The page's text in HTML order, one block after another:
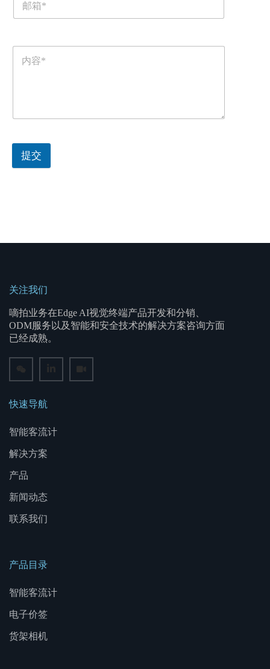
提交
关注我们
嘀拍业务在Edge AI视觉终端产品开发和分销、
ODM服务以及智能和安全技术的解决方案咨询方面
已经成熟。
快速导航
智能客流计
解决方案
产品
新闻动态
联系我们
产品目录
智能客流计
电子价签
货架相机